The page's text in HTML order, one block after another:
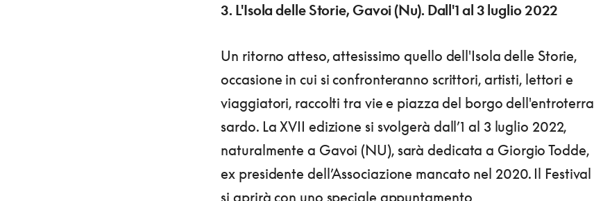
3. L'Isola delle Storie, Gavoi (Nu). Dall'1 al 3 luglio 2022
Un ritorno atteso, attesissimo quello dell'Isola delle Storie,
occasione in cui si confronteranno scrittori, artisti, lettori e
viaggiatori, raccolti tra vie e piazza del borgo dell'entroterra
sardo. La XVII edizione si svolgerà dall’1 al 3 luglio 2022,
naturalmente a Gavoi (NU), sarà dedicata a Giorgio Todde,
ex presidente dell’Associazione mancato nel 2020. Il Festival
si aprirà con uno speciale appuntamento